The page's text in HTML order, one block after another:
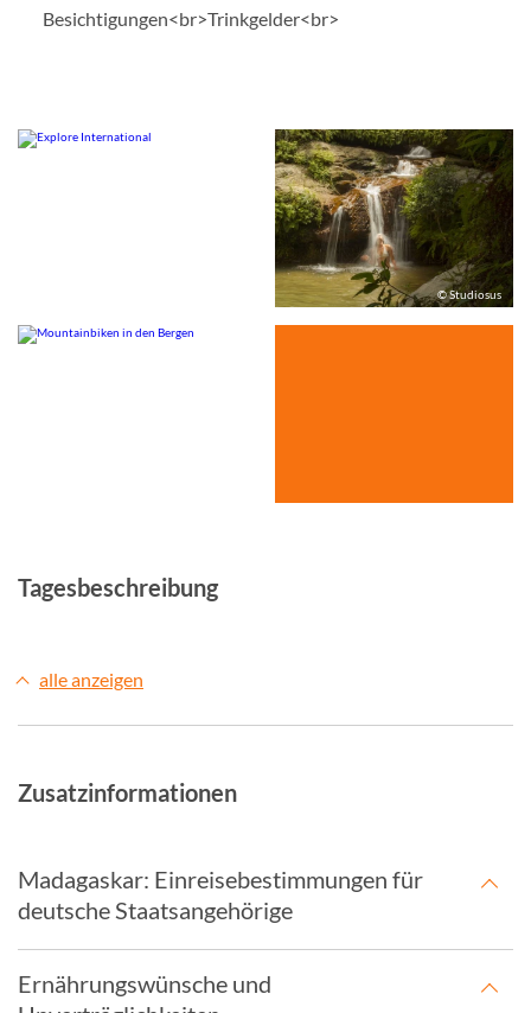
Besichtigungen<br>Trinkgelder<br>
© Studiosus
Tagesbeschreibung
alle anzeigen
Zusatzinformationen
Madagaskar: Einreisebestimmungen für
deutsche Staatsangehörige
Ernährungswünsche und